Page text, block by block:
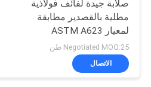
صفيح مطبوع
15
صلابة جيدة لفائف فولاذية
مطلية بالقصدير مطابقة
لمعيار ASTM A623
مناسبة للتطبيقات
الصناعية والاستخدام المتين
Negotiated MOQ:25 طن
الاتصال